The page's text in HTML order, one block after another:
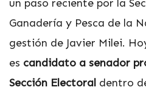
un paso reciente por la
Ganadería y Pesca de la
gestión de Javier Milei.
es candidato a senador
Sección Electoral dentro